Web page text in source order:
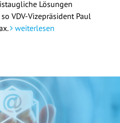
Lösungen
VDV-Vizepräsident Paul
weiterlesen